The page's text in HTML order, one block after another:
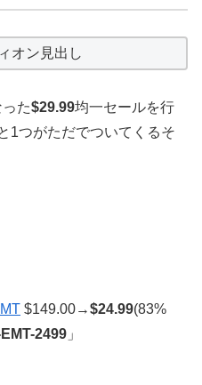
オン見出し
た$29.99均一セールを行
1つがただでついてくるそ
$149.00→$24.99(83%
2499 」